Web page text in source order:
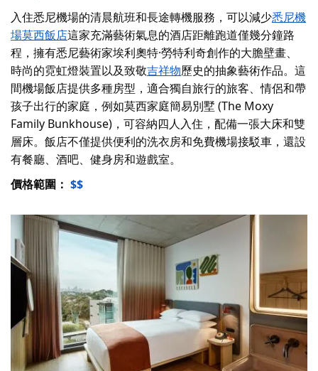
入住悉尼機場的清晨航班和長途轉機服務，可以減少悉尼機
場莫西飯店這家充滿藝術氣息的酒店距離跑道僅幾分鐘路
程，擁有悉尼藝術家埃利奧特·勞特利奇創作的大膽壁畫、
時尚的霓虹燈裝置以及致敬吉祥物歷史的抽象藝術作品。這
間機場飯店提供多種房型，適合獨自旅行的旅客、情侶和帶
孩子出行的家庭，例如莫西家庭簡易別墅 (The Moxy
Family Bunkhouse)，可容納四人入住，配備一張大床和雙
層床。飯店不僅提供便利的洗衣房和免費機場接駁車，還設
有餐廳、酒吧、健身房和遊戲室。
價格範圍： $$